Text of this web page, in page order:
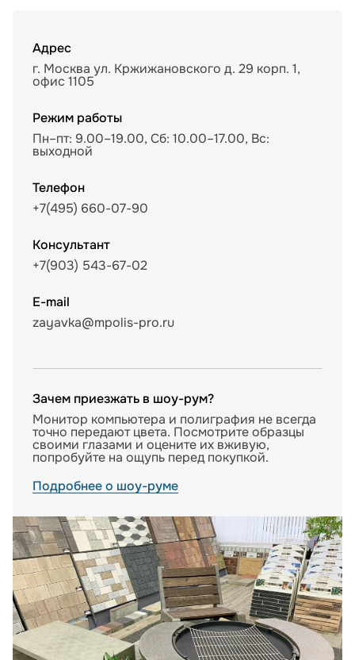
Адрес
г. Москва ул. Кржижановского д. 29 корп. 1,
офис 1105
Режим работы
Пн–пт: 9.00–19.00, Сб: 10.00–17.00, Вс:
выходной
Телефон
+7(495) 660-07-90
Консультант
+7(903) 543-67-02
E-mail
zayavka@mpolis-pro.ru
Зачем приезжать в шоу-рум?
Монитор компьютера и полиграфия не всегда
точно передают цвета. Посмотрите образцы
своими глазами и оцените их вживую,
попробуйте на ощупь перед покупкой.
Подробнее о шоу-руме